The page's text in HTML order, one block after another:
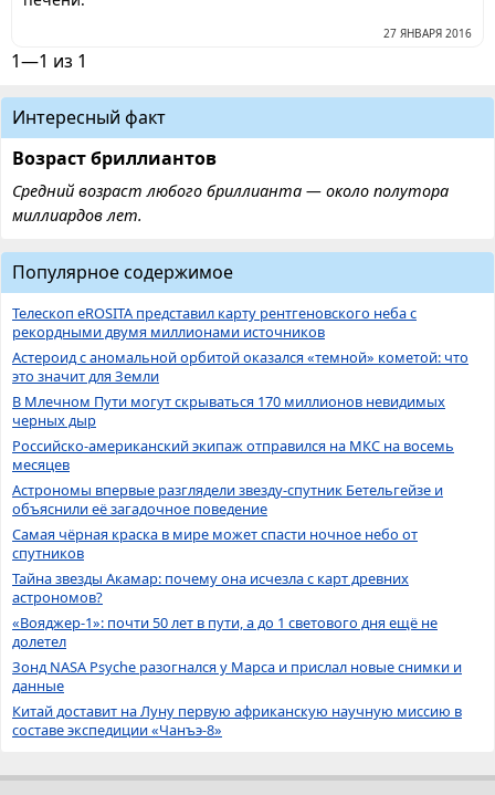
27 ЯНВАРЯ 2016
1—1 из 1
Интересный факт
Возраст бриллиантов
Средний возраст любого бриллианта — около полутора
миллиардов лет.
Популярное содержимое
Телескоп eROSITA представил карту рентгеновского неба с
рекордными двумя миллионами источников
Астероид с аномальной орбитой оказался «темной» кометой: что
это значит для Земли
В Млечном Пути могут скрываться 170 миллионов невидимых
черных дыр
Российско-американский экипаж отправился на МКС на восемь
месяцев
Астрономы впервые разглядели звезду-спутник Бетельгейзе и
объяснили её загадочное поведение
Самая чёрная краска в мире может спасти ночное небо от
спутников
Тайна звезды Акамар: почему она исчезла с карт древних
астрономов?
«Вояджер-1»: почти 50 лет в пути, а до 1 светового дня ещё не
долетел
Зонд NASA Psyche разогнался у Марса и прислал новые снимки и
данные
Китай доставит на Луну первую африканскую научную миссию в
составе экспедиции «Чанъэ-8»